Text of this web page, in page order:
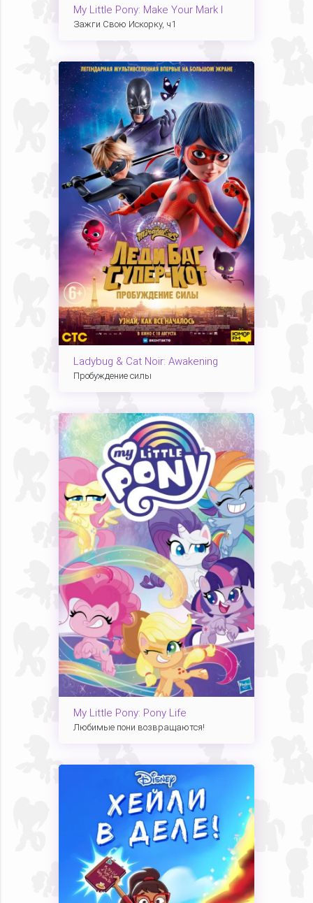
My Little Pony: Make Your Mark I
Зажги Свою Искорку, ч1
Ladybug & Cat Noir: Awakening
Пробуждение силы
My Little Pony: Pony Life
Любимые пони возвращаются!